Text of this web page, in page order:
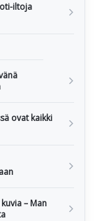
iltoja
ovat kaikki
– Man